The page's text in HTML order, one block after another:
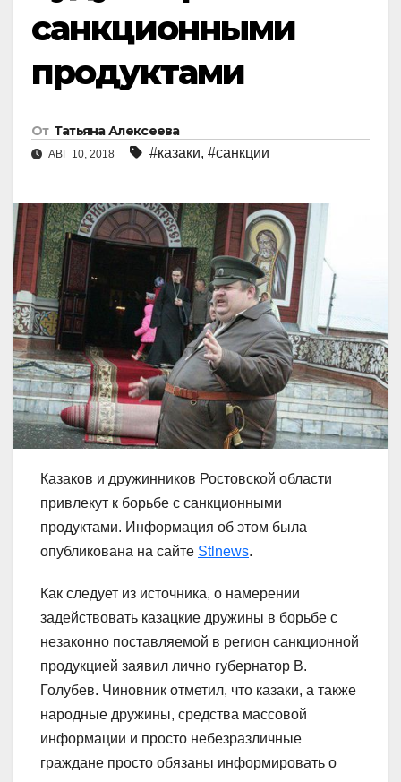
санкционными
продуктами
От Татьяна Алексеева
АВГ 10, 2018 #казаки, #санкции
Казаков и дружинников Ростовской области
привлекут к борьбе с санкционными
продуктами. Информация об этом была
опубликована на сайте Stlnews.
Как следует из источника, о намерении
задействовать казацкие дружины в борьбе с
незаконно поставляемой в регион санкционной
продукцией заявил лично губернатор В.
Голубев. Чиновник отметил, что казаки, а также
народные дружины, средства массовой
информации и просто небезразличные
граждане просто обязаны информировать о